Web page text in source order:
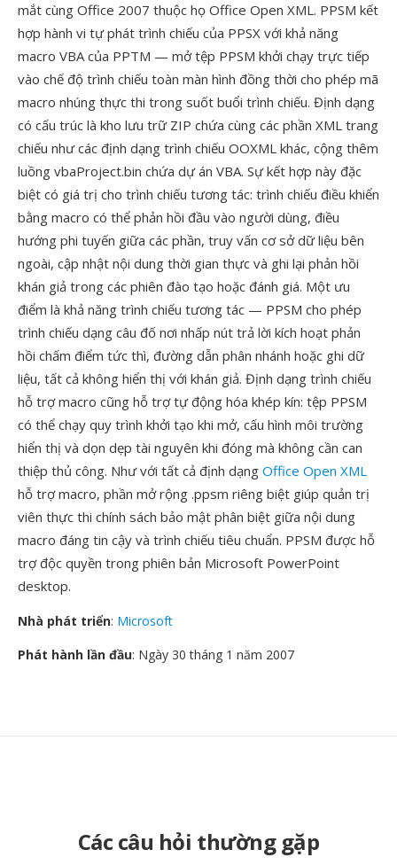
mắt cùng Office 2007 thuộc họ Office Open XML. PPSM kết
hợp hành vi tự phát trình chiếu của PPSX với khả năng
macro VBA của PPTM — mở tệp PPSM khởi chạy trực tiếp
vào chế độ trình chiếu toàn màn hình đồng thời cho phép mã
macro nhúng thực thi trong suốt buổi trình chiếu. Định dạng
có cấu trúc là kho lưu trữ ZIP chứa cùng các phần XML trang
chiếu như các định dạng trình chiếu OOXML khác, cộng thêm
luồng vbaProject.bin chứa dự án VBA. Sự kết hợp này đặc
biệt có giá trị cho trình chiếu tương tác: trình chiếu điều khiển
bằng macro có thể phản hồi đầu vào người dùng, điều
hướng phi tuyến giữa các phần, truy vấn cơ sở dữ liệu bên
ngoài, cập nhật nội dung thời gian thực và ghi lại phản hồi
khán giả trong các phiên đào tạo hoặc đánh giá. Một ưu
điểm là khả năng trình chiếu tương tác — PPSM cho phép
trình chiếu dạng câu đố nơi nhấp nút trả lời kích hoạt phản
hồi chấm điểm tức thì, đường dẫn phân nhánh hoặc ghi dữ
liệu, tất cả không hiển thị với khán giả. Định dạng trình chiếu
hỗ trợ macro cũng hỗ trợ tự động hóa khép kín: tệp PPSM
có thể chạy quy trình khởi tạo khi mở, cấu hình môi trường
hiển thị và dọn dẹp tài nguyên khi đóng mà không cần can
thiệp thủ công. Như với tất cả định dạng Office Open XML
hỗ trợ macro, phần mở rộng .ppsm riêng biệt giúp quản trị
viên thực thi chính sách bảo mật phân biệt giữa nội dung
macro đáng tin cậy và trình chiếu tiêu chuẩn. PPSM được hỗ
trợ độc quyền trong phiên bản Microsoft PowerPoint
desktop.
Nhà phát triển: Microsoft
Phát hành lần đầu: Ngày 30 tháng 1 năm 2007
Các câu hỏi thường gặp